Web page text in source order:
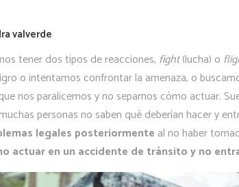
valverde
tener dos tipos de reacciones, fight(lucha) o
o intentamos confrontar la amenaza, o
nos paralicemos y no sepamos cómo actuar.
personas no saben qué deberían hacer y
legales posteriormente al no haber
actuar en un accidente de tránsito y no